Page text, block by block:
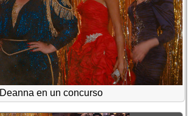
Deanna en un concurso